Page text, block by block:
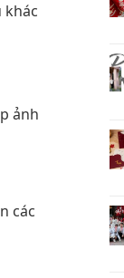
khác
ảnh
các